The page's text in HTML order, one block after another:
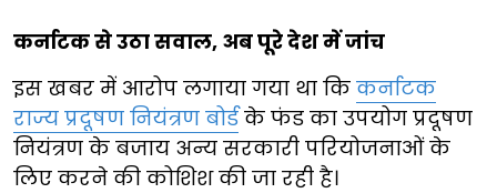
कर्नाटक से उठा सवाल, अब पूरे देश में जांच
इस खबर में आरोप लगाया गया था कि कर्नाटक
राज्य प्रदूषण नियंत्रण बोर्डके फंड का उपयोग प्रदूषण
नियंत्रण के बजाय अन्य सरकारी परियोजनाओं के
लिए करने की कोशिश की जा रही है।